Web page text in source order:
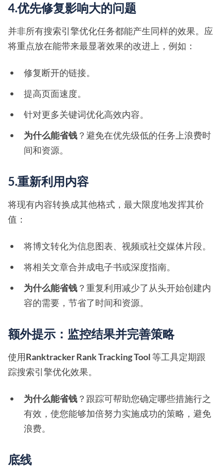
4.优先修复影响大的问题
并非所有搜索引擎优化任务都能产生同样的效果。应
将重点放在能带来最显著效果的改进上，例如：
修复断开的链接。
提高页面速度。
针对更多关键词优化高效内容。
为什么能省钱 ？避免在优先级低的任务上浪费时
间和资源。
5.重新利用内容
将现有内容转换成其他格式，最大限度地发挥其价
值：
将博文转化为信息图表、视频或社交媒体片段。
将相关文章合并成电子书或深度指南。
为什么能省钱 ？重复利用减少了从头开始创建内
容的需要，节省了时间和资源。
额外提示：监控结果并完善策略
使用Ranktracker Rank Tracking Tool等工具定期跟
踪搜索引擎优化效果。
为什么能省钱 ？跟踪可帮助您确定哪些措施行之
有效，使您能够加倍努力实施成功的策略，避免
浪费。
底线